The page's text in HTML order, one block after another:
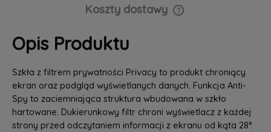
Koszty dostawy
Cena nie zawiera ewentualnych kosztów płatności
Opis Produktu
Szkła z filtrem prywatności Privacy to produkt chroniący
ekran oraz podgląd wyświetlanych danych. Funkcja Anti-
Spy to zaciemniająca struktura wbudowana w szkło
hartowane. Dukierunkowy filtr chroni wyświetlacz z każdej
strony przed odczytaniem informacji z ekranu od kąta 28°.